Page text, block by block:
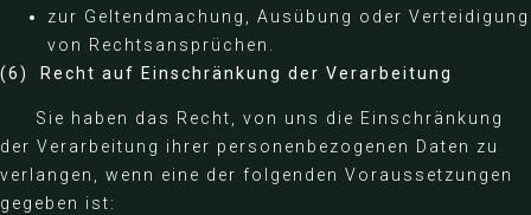
zur Geltendmachung, Ausübung oder Verteidigung
von Rechtsansprüchen.
(6) Recht auf Einschränkung der Verarbeitung
Sie haben das Recht, von uns die Einschränkung
der Verarbeitung ihrer personenbezogenen Daten zu
verlangen, wenn eine der folgenden Voraussetzungen
gegeben ist: